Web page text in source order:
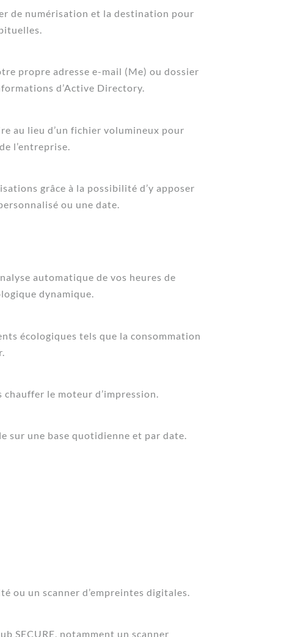
de numérisation et la destination pour
propre adresse e-mail (Me) ou dossier
d’Active Directory.
au lieu d’un fichier volumineux pour
l’entreprise.
grâce à la possibilité d’y apposer
ou une date.
automatique de vos heures de
dynamique.
écologiques tels que la consommation
chauffer le moteur d’impression.
sur une base quotidienne et par date.
ou un scanner d’empreintes digitales.
SECURE, notamment un scanner